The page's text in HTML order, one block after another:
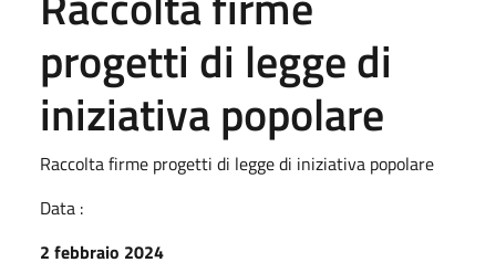
progetti di legge di
iniziativa popolare
Raccolta firme progetti di legge di iniziativa popolare
Data :
2 febbraio 2024